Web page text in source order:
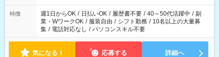
特徴 週1日からOK / 日払いOK / 履歴書不要 / 40～50代活躍中 / 副
業・WワークOK / 服装自由 / シフト勤務 / 10名以上の大量募
集 / 電話対応なし / パソコンスキル不要
気になる！ 応募する 詳細へ